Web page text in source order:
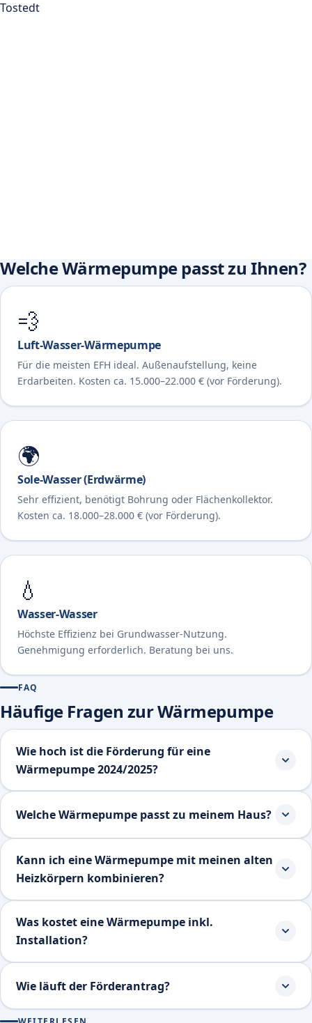
Welche Wärmepumpe passt zu Ihnen?
💨
Luft-Wasser-Wärmepumpe
Für die meisten EFH ideal. Außenaufstellung, keine
Erdarbeiten. Kosten ca. 15.000–22.000 € (vor Förderung).
🌍
Sole-Wasser (Erdwärme)
Sehr effizient, benötigt Bohrung oder Flächenkollektor.
Kosten ca. 18.000–28.000 € (vor Förderung).
💧
Wasser-Wasser
Höchste Effizienz bei Grundwasser-Nutzung.
Genehmigung erforderlich. Beratung bei uns.
FAQ
Häufige Fragen zur Wärmepumpe
Wie hoch ist die Förderung für eine
Wärmepumpe 2024/2025?
Welche Wärmepumpe passt zu meinem Haus?
Kann ich eine Wärmepumpe mit meinen alten
Heizkörpern kombinieren?
Was kostet eine Wärmepumpe inkl.
Installation?
Wie läuft der Förderantrag?